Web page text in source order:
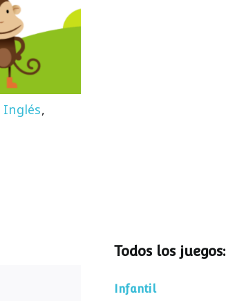
Inglés,
Todos los juegos:
Infantil